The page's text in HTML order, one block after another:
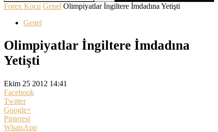
Forex Koçu Genel Olimpiyatlar İngiltere İmdadına Yetişti
Genel
Olimpiyatlar İngiltere İmdadına
Yetişti
Ekim 25 2012 14:41
Facebook
Twitter
Google+
Pinterest
WhatsApp